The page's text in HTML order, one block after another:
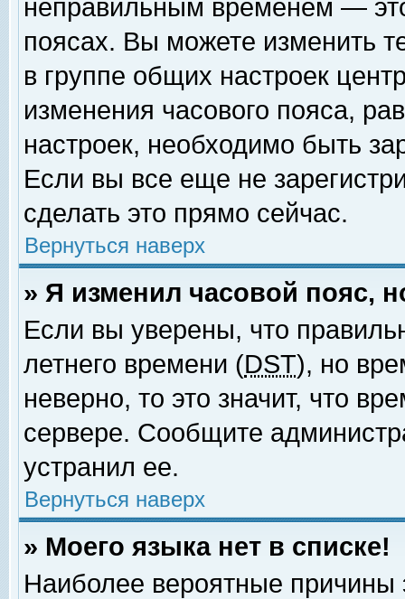
неправильным временем —
поясах. Вы можете изменить
в группе общих настроек
изменения часового пояса,
настроек, необходимо быть
Если вы все еще не
сделать это прямо сейчас.
Вернуться наверх
» Я изменил часовой пояс,
Если вы уверены, что
летнего времени (DST), но
неверно, то это значит, что
сервере. Сообщите
устранил ее.
Вернуться наверх
» Моего языка нет в списке!
Наиболее вероятные причины